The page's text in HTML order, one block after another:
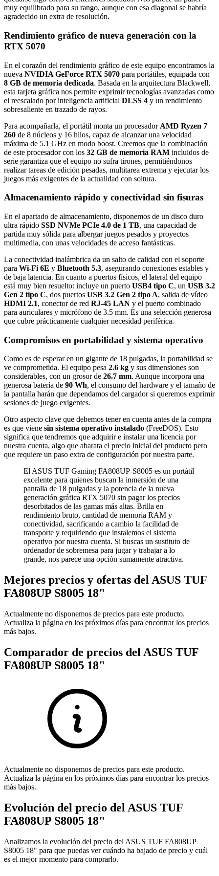
muy equilibrado para su rango, aunque con esa diagonal se habría
agradecido un extra de resolución.
Rendimiento gráfico de nueva generación con la
RTX 5070
En el corazón del rendimiento gráfico de este equipo encontramos la
nueva NVIDIA GeForce RTX 5070 para portátiles, equipada con
8 GB de memoria dedicada. Basada en la arquitectura Blackwell,
esta tarjeta gráfica nos permite exprimir tecnologías avanzadas como
el reescalado por inteligencia artificial DLSS 4 y un rendimiento
sobresaliente en trazado de rayos.
Para acompañarla, el portátil monta un procesador AMD Ryzen 7
260 de 8 núcleos y 16 hilos, capaz de alcanzar una velocidad
máxima de 5.1 GHz en modo boost. Creemos que la combinación
de este procesador con los 32 GB de memoria RAM incluidos de
serie garantiza que el equipo no sufra tirones, permitiéndonos
realizar tareas de edición pesadas, multitarea extrema y ejecutar los
juegos más exigentes de la actualidad con soltura.
Almacenamiento rápido y conectividad sin fisuras
En el apartado de almacenamiento, disponemos de un disco duro
ultra rápido SSD NVMe PCIe 4.0 de 1 TB, una capacidad de
partida muy sólida para albergar juegos pesados y proyectos
multimedia, con unas velocidades de acceso fantásticas.
La conectividad inalámbrica da un salto de calidad con el soporte
para Wi-Fi 6E y Bluetooth 5.3, asegurando conexiones estables y
de baja latencia. En cuanto a puertos físicos, el lateral del equipo
está muy bien resuelto: incluye un puerto USB4 tipo C, un USB 3.2
Gen 2 tipo C, dos puertos USB 3.2 Gen 2 tipo A, salida de vídeo
HDMI 2.1, conector de red RJ-45 LAN y el puerto combinado
para auriculares y micrófono de 3.5 mm. Es una selección generosa
que cubre prácticamente cualquier necesidad periférica.
Compromisos en portabilidad y sistema operativo
Como es de esperar en un gigante de 18 pulgadas, la portabilidad se
ve comprometida. El equipo pesa 2.6 kg y sus dimensiones son
considerables, con un grosor de 26.7 mm. Aunque incorpora una
generosa batería de 90 Wh, el consumo del hardware y el tamaño de
la pantalla harán que dependamos del cargador si queremos exprimir
sesiones de juego exigentes.
Otro aspecto clave que debemos tener en cuenta antes de la compra
es que viene sin sistema operativo instalado (FreeDOS). Esto
significa que tendremos que adquirir e instalar una licencia por
nuestra cuenta, algo que abarata el precio inicial del producto pero
que requiere un paso extra de configuración por nuestra parte.
El ASUS TUF Gaming FA808UP-S8005 es un portátil
excelente para quienes buscan la inmersión de una
pantalla de 18 pulgadas y la potencia de la nueva
generación gráfica RTX 5070 sin pagar los precios
desorbitados de las gamas más altas. Brilla en
rendimiento bruto, cantidad de memoria RAM y
conectividad, sacrificando a cambio la facilidad de
transporte y requiriendo que instalemos el sistema
operativo por nuestra cuenta. Si buscas un sustituto de
ordenador de sobremesa para jugar y trabajar a lo
grande, nos parece una opción sumamente atractiva.
Mejores precios y ofertas del ASUS TUF
FA808UP S8005 18"
Actualmente no disponemos de precios para este producto.
Actualiza la página en los próximos días para encontrar los precios
más bajos.
Comparador de precios del ASUS TUF
FA808UP S8005 18"
Actualmente no disponemos de precios para este producto.
Actualiza la página en los próximos días para encontrar los precios
más bajos.
Evolución del precio del ASUS TUF
FA808UP S8005 18"
Analizamos la evolución del precio del ASUS TUF FA808UP
S8005 18" para que puedas ver cuándo ha bajado de precio y cuál
es el mejor momento para comprarlo.